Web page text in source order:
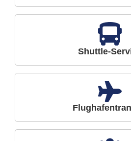
Shuttle-